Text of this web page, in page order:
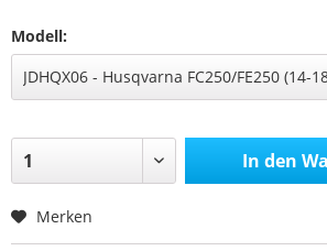
Modell:
In den
Merken